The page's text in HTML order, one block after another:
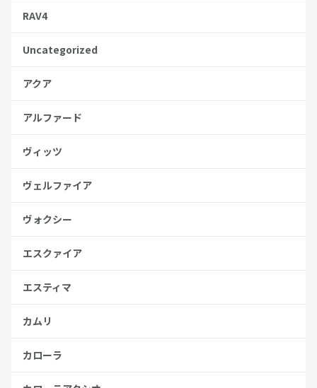
RAV4
Uncategorized
アクア
アルファード
ヴィッツ
ヴェルファイア
ヴォクシー
エスクァイア
エスティマ
カムリ
カローラ